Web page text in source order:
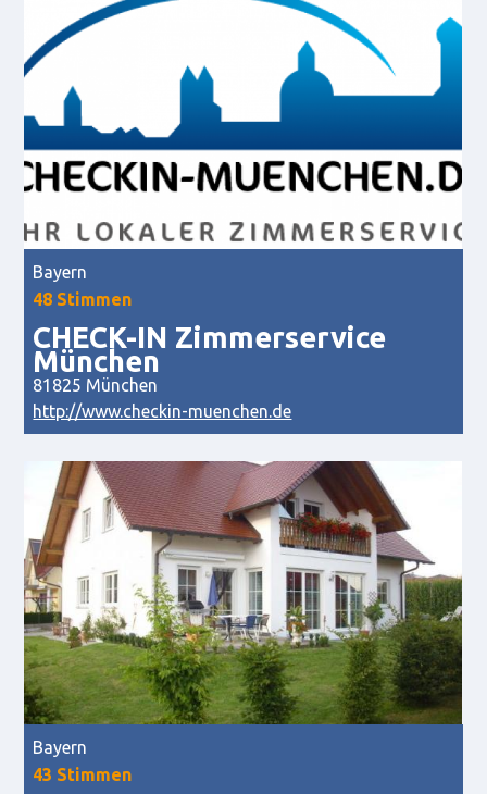
Bayern
48 Stimmen
CHECK-IN Zimmerservice
München
81825 München
http://www.checkin-muenchen.de
Bayern
43 Stimmen